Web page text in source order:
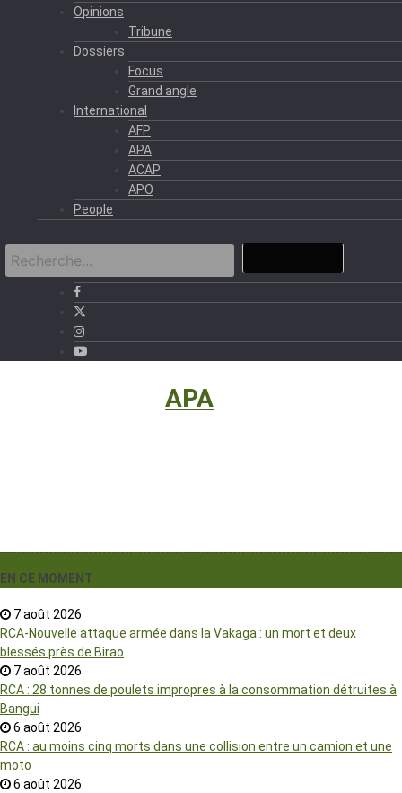
Opinions
Tribune
Dossiers
Focus
Grand angle
International
AFP
APA
ACAP
APO
People
APA
EN CE MOMENT
7 août 2026
RCA-Nouvelle attaque armée dans la Vakaga : un mort et deux
blessés près de Birao
7 août 2026
RCA : 28 tonnes de poulets impropres à la consommation détruites à
Bangui
6 août 2026
RCA : au moins cinq morts dans une collision entre un camion et une
moto
6 août 2026